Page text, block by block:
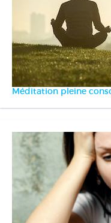
Méditation pleine